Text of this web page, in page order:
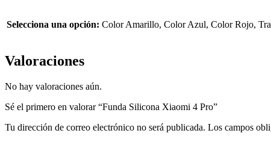
Selecciona una opción: Color Amarillo, Color Azul, Color Rojo,
Valoraciones
No hay valoraciones aún.
Sé el primero en valorar “Funda Silicona Xiaomi 4 Pro”
Tu dirección de correo electrónico no será publicada. Los campos